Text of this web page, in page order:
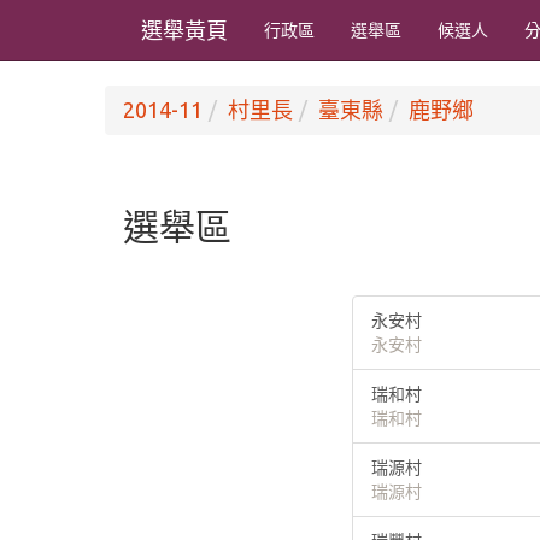
選舉黃頁 行政區 選舉區 候選人
2014-11 村里長 臺東縣 鹿野鄉
選舉區
永安村
永安村
瑞和村
瑞和村
瑞源村
瑞源村